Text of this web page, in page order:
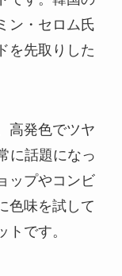
ン・セロム氏
を先取りした
高発色でツヤ
に話題になっ
ップやコンビ
色味を試して
です。